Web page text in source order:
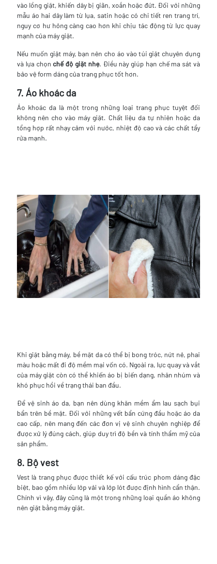
vào lồng giặt, khiến dây bị giãn, xoắn hoặc đứt. Đối với những
mẫu áo hai dây làm từ lụa, satin hoặc có chi tiết ren trang trí,
nguy cơ hư hỏng càng cao hơn khi chịu tác động từ lực quay
mạnh của máy giặt.
Nếu muốn giặt máy, bạn nên cho áo vào túi giặt chuyên dụng
và lựa chọn chế độ giặt nhẹ. Điều này giúp hạn chế ma sát và
bảo vệ form dáng của trang phục tốt hơn.
7. Áo khoác da
Áo khoác da là một trong những loại trang phục tuyệt đối
không nên cho vào máy giặt. Chất liệu da tự nhiên hoặc da
tổng hợp rất nhạy cảm với nước, nhiệt độ cao và các chất tẩy
rửa mạnh.
Khi giặt bằng máy, bề mặt da có thể bị bong tróc, nứt nẻ, phai
màu hoặc mất đi độ mềm mại vốn có. Ngoài ra, lực quay và vắt
của máy giặt còn có thể khiến áo bị biến dạng, nhăn nhúm và
khó phục hồi về trạng thái ban đầu.
Để vệ sinh áo da, bạn nên dùng khăn mềm ẩm lau sạch bụi
bẩn trên bề mặt. Đối với những vết bẩn cứng đầu hoặc áo da
cao cấp, nên mang đến các đơn vị vệ sinh chuyên nghiệp để
được xử lý đúng cách, giúp duy trì độ bền và tính thẩm mỹ của
sản phẩm.
8. Bộ vest
Vest là trang phục được thiết kế với cấu trúc phom dáng đặc
biệt, bao gồm nhiều lớp vải và lớp lót được định hình cẩn thận.
Chính vì vậy, đây cũng là một trong những loại quần áo không
nên giặt bằng máy giặt.